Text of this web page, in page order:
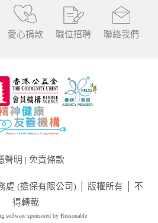
愛心捐款 職位招聘 聯絡我們
聲明 | 免責條款
處 (擔保有限公司) │ 版權所有 │ 不
得轉載
software sponsored by Reasonable